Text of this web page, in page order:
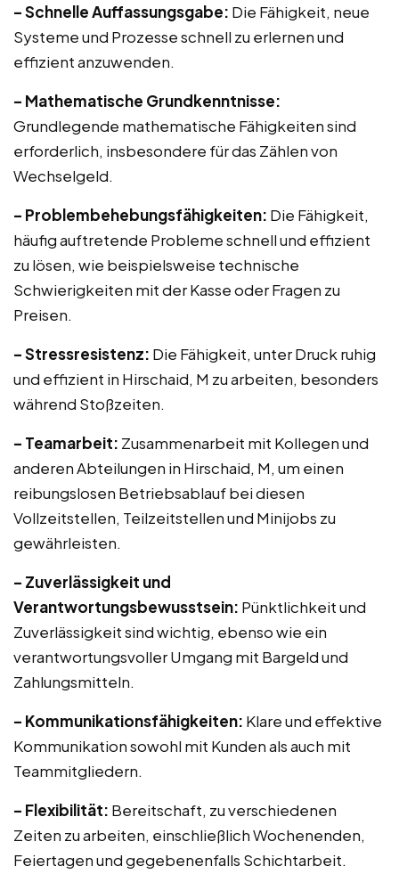
– Schnelle Auffassungsgabe: Die Fähigkeit, neue
Systeme und Prozesse schnell zu erlernen und
effizient anzuwenden.
– Mathematische Grundkenntnisse:
Grundlegende mathematische Fähigkeiten sind
erforderlich, insbesondere für das Zählen von
Wechselgeld.
– Problembehebungsfähigkeiten: Die Fähigkeit,
häufig auftretende Probleme schnell und effizient
zu lösen, wie beispielsweise technische
Schwierigkeiten mit der Kasse oder Fragen zu
Preisen.
– Stressresistenz: Die Fähigkeit, unter Druck ruhig
und effizient in Hirschaid, M zu arbeiten, besonders
während Stoßzeiten.
– Teamarbeit: Zusammenarbeit mit Kollegen und
anderen Abteilungen in Hirschaid, M, um einen
reibungslosen Betriebsablauf bei diesen
Vollzeitstellen, Teilzeitstellen und Minijobs zu
gewährleisten.
– Zuverlässigkeit und
Verantwortungsbewusstsein: Pünktlichkeit und
Zuverlässigkeit sind wichtig, ebenso wie ein
verantwortungsvoller Umgang mit Bargeld und
Zahlungsmitteln.
– Kommunikationsfähigkeiten: Klare und effektive
Kommunikation sowohl mit Kunden als auch mit
Teammitgliedern.
– Flexibilität: Bereitschaft, zu verschiedenen
Zeiten zu arbeiten, einschließlich Wochenenden,
Feiertagen und gegebenenfalls Schichtarbeit.